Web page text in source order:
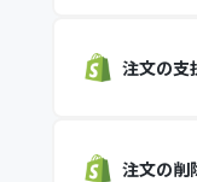
注文の支
注文の削